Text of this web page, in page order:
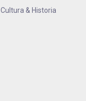
Cultura & Historia